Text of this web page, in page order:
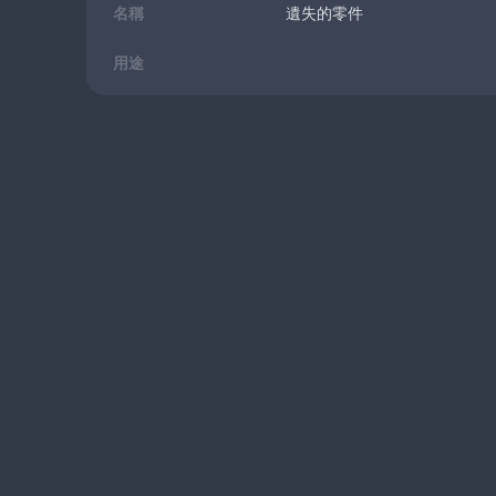
名稱 遺失的零件
用途